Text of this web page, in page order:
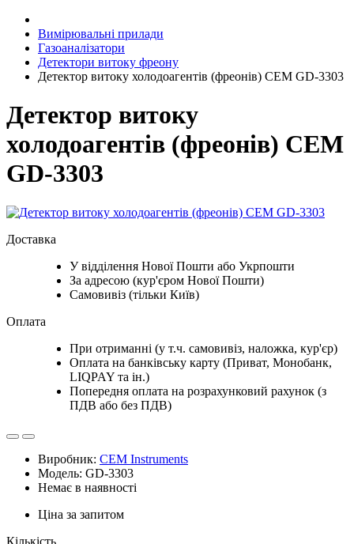
Вимірювальні прилади
Газоаналізатори
Детектори витоку фреону
Детектор витоку холодоагентів (фреонів) CEM GD-3303
Детектор витоку
холодоагентів (фреонів) CEM
GD-3303
Доставка
У відділення Нової Пошти або Укрпошти
За адресою (кур'єром Нової Пошти)
Самовивіз (тільки Київ)
Оплата
При отриманні (у т.ч. самовивіз, наложка, кур'єр)
Оплата на банківську карту (Приват, Монобанк,
LIQPAY та ін.)
Попередня оплата на розрахунковий рахунок (з
ПДВ або без ПДВ)
Виробник: CEM Instruments
Модель: GD-3303
Немає в наявності
Ціна за запитом
Кількість